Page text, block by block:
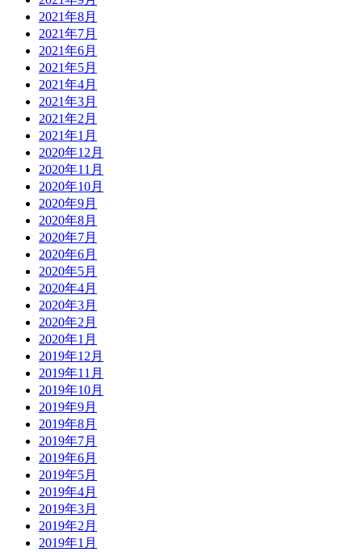
2021年8月
2021年7月
2021年6月
2021年5月
2021年4月
2021年3月
2021年2月
2021年1月
2020年12月
2020年11月
2020年10月
2020年9月
2020年8月
2020年7月
2020年6月
2020年5月
2020年4月
2020年3月
2020年2月
2020年1月
2019年12月
2019年11月
2019年10月
2019年9月
2019年8月
2019年7月
2019年6月
2019年5月
2019年4月
2019年3月
2019年2月
2019年1月